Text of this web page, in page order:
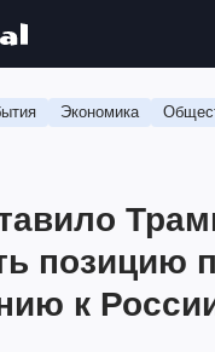
Экономика
позицию
к